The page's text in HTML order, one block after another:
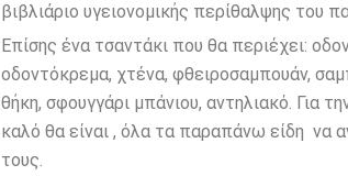
βιβλιάριο υγειονομικής περίθαλψης του
Επίσης ένα τσαντάκι που θα περιέχει:
οδοντόκρεμα, χτένα, φθειροσαμπουάν,
θήκη, σφουγγάρι μπάνιου, αντηλιακό. Για
καλό θα είναι , όλα τα παραπάνω είδη να
τους.